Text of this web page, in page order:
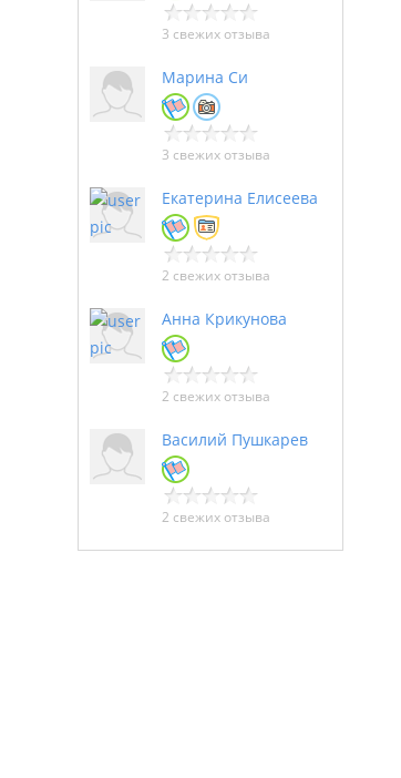
3 свежих отзыва
Марина Си
3 свежих отзыва
Екатерина Елисеева
2 свежих отзыва
Анна Крикунова
2 свежих отзыва
Василий Пушкарев
2 свежих отзыва